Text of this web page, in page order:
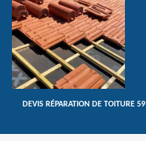
DEVIS RÉPARATION DE TOITURE 59